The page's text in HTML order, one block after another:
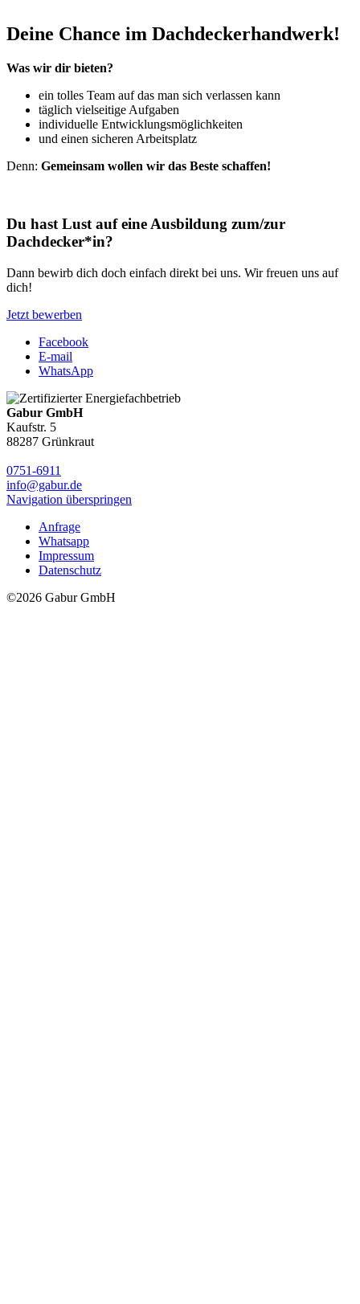
Deine Chance im Dachdeckerhandwerk!
Was wir dir bieten?
ein tolles Team auf das man sich verlassen kann
täglich vielseitige Aufgaben
individuelle Entwicklungsmöglichkeiten
und einen sicheren Arbeitsplatz
Denn: Gemeinsam wollen wir das Beste schaffen!
Du hast Lust auf eine Ausbildung zum/zur
Dachdecker*in?
Dann bewirb dich doch einfach direkt bei uns. Wir freuen uns auf
dich!
Jetzt bewerben
Facebook
E-mail
WhatsApp
Gabur GmbH
Kaufstr. 5
88287 Grünkraut
0751-6911
info@gabur.de
Navigation überspringen
Anfrage
Whatsapp
Impressum
Datenschutz
©2026 Gabur GmbH